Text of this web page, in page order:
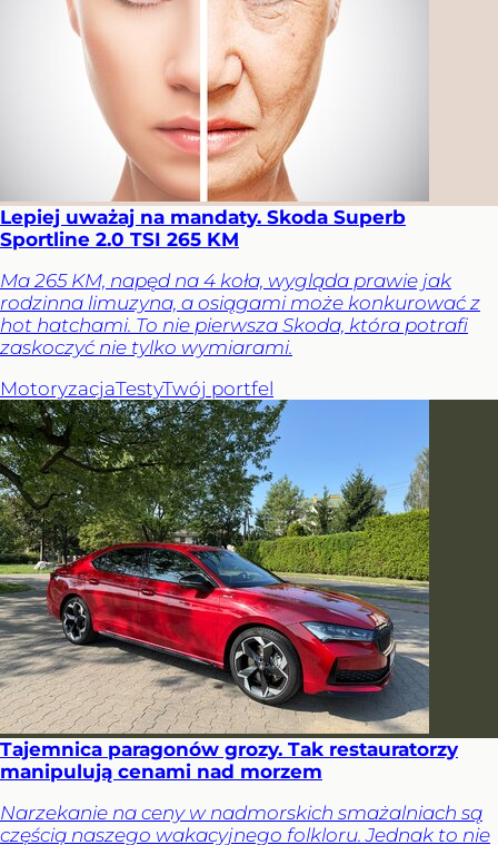
Lepiej uważaj na mandaty. Skoda Superb
Sportline 2.0 TSI 265 KM
Ma 265 KM, napęd na 4 koła, wygląda prawie jak
rodzinna limuzyna, a osiągami może konkurować z
hot hatchami. To nie pierwsza Skoda, która potrafi
zaskoczyć nie tylko wymiarami.
MotoryzacjaTestyTwój portfel
Tajemnica paragonów grozy. Tak restauratorzy
manipulują cenami nad morzem
Narzekanie na ceny w nadmorskich smażalniach są
częścią naszego wakacyjnego folkloru. Jednak to nie